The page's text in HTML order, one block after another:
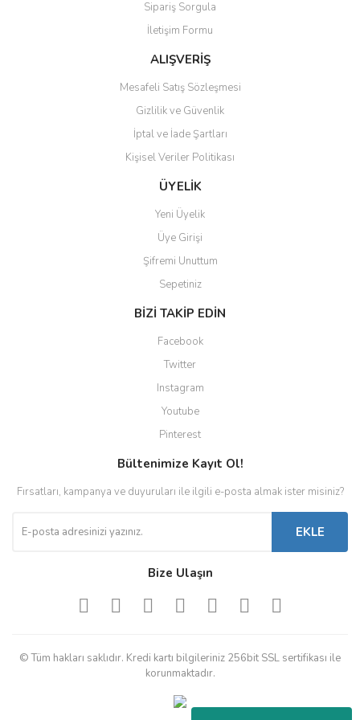
Ürün bilgilerinde hatalar bulunuyor.
Ürün fiyatı diğer sitelerden daha pahalı.
Bu ürüne benzer farklı alternatifler olmalı.
Gönder
Sipariş Sorgula
İletişim Formu
ALIŞVERİŞ
Mesafeli Satış Sözleşmesi
Gizlilik ve Güvenlik
İptal ve İade Şartları
Kişisel Veriler Politikası
ÜYELİK
Yeni Üyelik
Üye Girişi
Şifremi Unuttum
Sepetiniz
BİZİ TAKİP EDİN
Facebook
Twitter
Instagram
Youtube
Pinterest
Bültenimize Kayıt Ol!
Fırsatları, kampanya ve duyuruları ile ilgili e-posta almak ister misiniz?
EKLE
Bize Ulaşın
© Tüm hakları saklıdır. Kredi kartı bilgileriniz 256bit SSL sertifikası ile
korunmaktadır.